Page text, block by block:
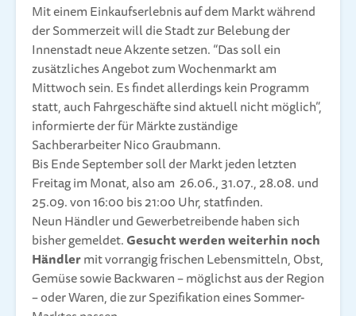
Mit einem Einkaufserlebnis auf dem Markt während
der Sommerzeit will die Stadt zur Belebung der
Innenstadt neue Akzente setzen. “Das soll ein
zusätzliches Angebot zum Wochenmarkt am
Mittwoch sein. Es findet allerdings kein Programm
statt, auch Fahrgeschäfte sind aktuell nicht möglich”,
informierte der für Märkte zuständige
Sachberarbeiter Nico Graubmann.
Bis Ende September soll der Markt jeden letzten
Freitag im Monat, also am 26.06., 31.07., 28.08. und
25.09. von 16:00 bis 21:00 Uhr, statfinden.
Neun Händler und Gewerbetreibende haben sich
bisher gemeldet.Gesucht werden weiterhin noch
Händlermit vorrangig frischen Lebensmitteln, Obst,
Gemüse sowie Backwaren – möglichst aus der Region
– oder Waren, die zur Spezifikation eines Sommer-